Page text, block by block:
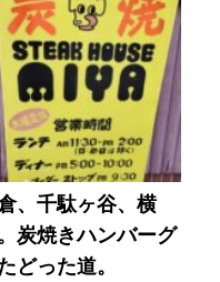
、千駄ヶ谷、横
炭焼きハンバーグ
どった道。